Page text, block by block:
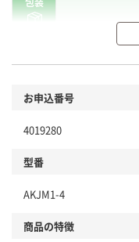
本体
仕組
お申込番号
4019280
型番
AKJM1-4
商品の特徴